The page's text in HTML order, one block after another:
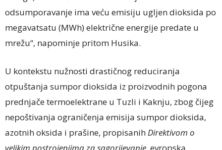
odsumporavanje ima veću emisiju ugljen dioksida po
megavatsatu (MWh) električne energije predate u
mrežu“, napominje pritom Husika.
U kontekstu nužnosti drastičnog reduciranja
otpuštanja sumpor dioksida iz proizvodnih pogona
prednjače termoelektrane u Tuzli i Kaknju, zbog čijeg
nepoštivanja ograničenja emisija sumpor dioksida,
azotnih oksida i prašine, propisanihDirektivom o
velikim postrojenjima za sagorijevanje, evropska